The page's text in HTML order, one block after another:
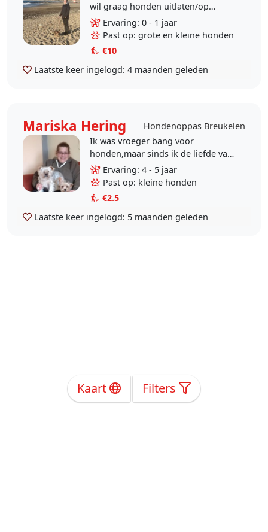
wil graag honden uitlaten/op
honden passen als bijbaantje. Zelf
heb ik 2 hondjes, ik ben een
enorme..
Ervaring: 0 - 1 jaar
Past op: grote en kleine honden
€10
Laatste keer ingelogd: 4 maanden geleden
Mariska Hering
Hondenoppas Breukelen
Ik was vroeger bang voor
honden,maar sinds ik de liefde van
honden van mijn vriendin heb
gevoeld ben ik verkocht.de 2
yorkies zijn heel gek op me..
Ervaring: 4 - 5 jaar
Past op: kleine honden
€2.5
Laatste keer ingelogd: 5 maanden geleden
Kaart Filters